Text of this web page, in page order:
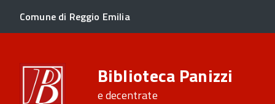
Comune di Reggio Emilia
Biblioteca Panizzi
e decentrate